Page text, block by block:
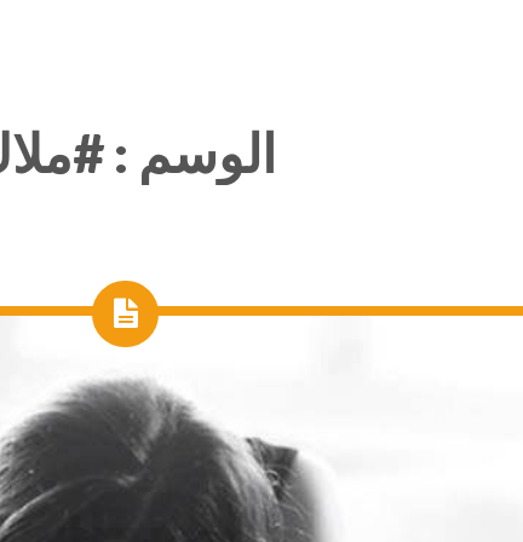
الوسم :